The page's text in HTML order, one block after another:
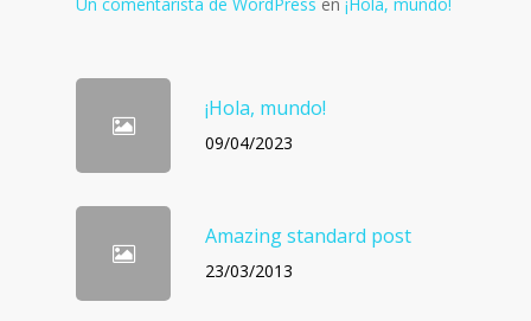
¡Hola, mundo!
09/04/2023
Amazing standard post
23/03/2013